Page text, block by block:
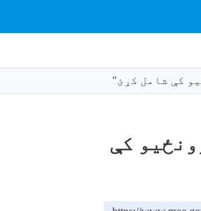
کې شامل کړئ"
کې